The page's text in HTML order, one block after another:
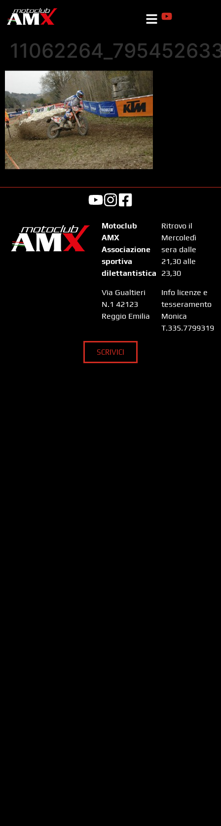
Motoclub
AMX
Associazione
sportiva
dilettantistica
Via Gualtieri
N.1 42123
Reggio Emilia
Ritrovo il
Mercoledì
sera dalle
21,30 alle
23,30
Info licenze e
tesseramento
Monica
T.335.7799319
SCRIVICI